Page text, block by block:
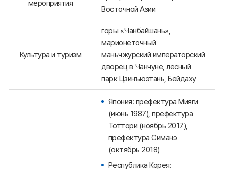
мероприятия
Восточной Азии
Культура и туризм
горы «Чанбайшань»,
марионеточный
маньчжурский императорский
дворец в Чанчуне, лесный
парк Цзинъюэтань, Бейдаху
Япония: префектура Мияги
(июнь 1987), префектура
Тоттори (ноябрь 2017),
префектура Симанэ
(октябрь 2018)
Республика Корея: